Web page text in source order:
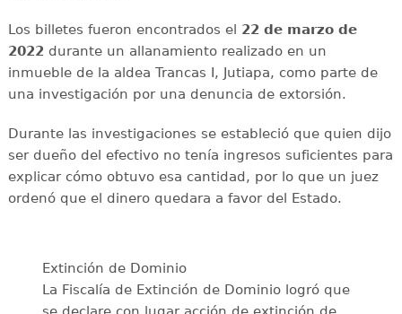
Los billetes fueron encontrados el 22 de marzo de
2022durante un allanamiento realizado en un
inmueble de la aldea Trancas I, Jutiapa, como parte de
una investigación por una denuncia de extorsión.
Durante las investigaciones se estableció que quien dijo
ser dueño del efectivo no tenía ingresos suficientes para
explicar cómo obtuvo esa cantidad, por lo que un juez
ordenó que el dinero quedara a favor del Estado.
Extinción de Dominio
La Fiscalía de Extinción de Dominio logró que